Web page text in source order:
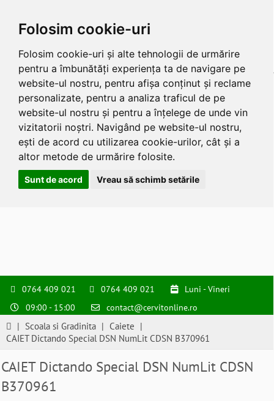
Folosim cookie-uri
Folosim cookie-uri și alte tehnologii de urmărire
pentru a îmbunătăți experiența ta de navigare pe
website-ul nostru, pentru afișa conținut și reclame
personalizate, pentru a analiza traficul de pe
website-ul nostru și pentru a înțelege de unde vin
vizitatorii noștri. Navigând pe website-ul nostru,
ești de acord cu utilizarea cookie-urilor, cât și a
altor metode de urmărire folosite.
Sunt de acord Vreau să schimb setările
0764 409 021 0764 409 021
Luni - Vineri
09:00 - 15:00
contact@cervitonline.ro
| Scoala si Gradinita | Caiete |
CAIET Dictando Special DSN NumLit CDSN B370961
CAIET Dictando Special DSN NumLit CDSN
B370961